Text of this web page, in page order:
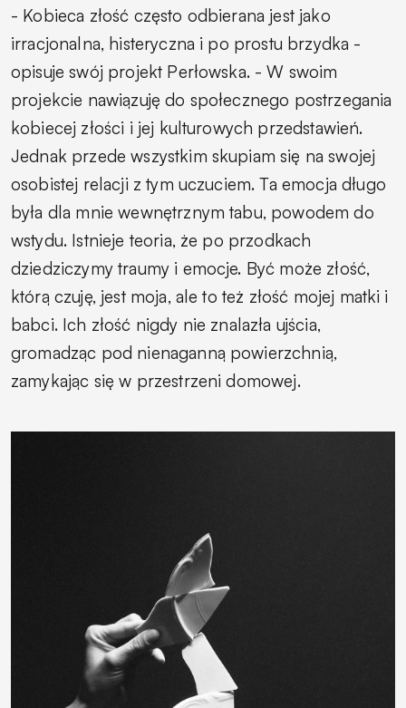
- Kobieca złość często odbierana jest jako
irracjonalna, histeryczna i po prostu brzydka -
opisuje swój projekt Perłowska. - W swoim
projekcie nawiązuję do społecznego postrzegania
kobiecej złości i jej kulturowych przedstawień.
Jednak przede wszystkim skupiam się na swojej
osobistej relacji z tym uczuciem. Ta emocja długo
była dla mnie wewnętrznym tabu, powodem do
wstydu. Istnieje teoria, że po przodkach
dziedziczymy traumy i emocje. Być może złość,
którą czuję, jest moja, ale to też złość mojej matki i
babci. Ich złość nigdy nie znalazła ujścia,
gromadząc pod nienaganną powierzchnią,
zamykając się w przestrzeni domowej.